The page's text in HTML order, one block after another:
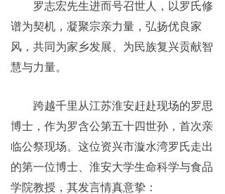
罗志宏先生进而号召世人，以罗氏修
谱为契机，凝聚宗亲力量，弘扬优良家
风，共同为家乡发展、为民族复兴贡献智
慧与力量。
跨越千里从江苏淮安赶赴现场的罗思
博士，作为罗含公第五十四世孙，首次亲
临公祭现场。这位资兴市漩水湾罗氏走出
的第一位博士、淮安大学生命科学与食品
学院教授，其发言情真意挚：